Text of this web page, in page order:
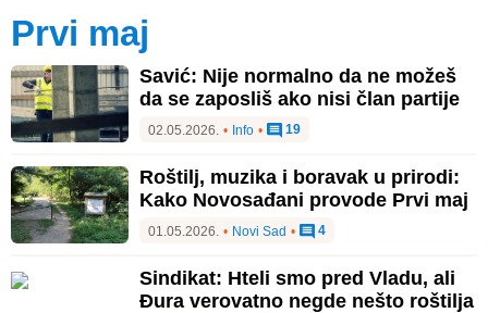
prvi maj
Savić: Nije normalno da ne možeš
da se zaposliš ako nisi član partije
02.05.2026. • Info • 19
Roštilj, muzika i boravak u prirodi:
Kako Novosađani provode Prvi maj
01.05.2026. • Novi Sad • 4
Sindikat: Hteli smo pred Vladu, ali
Đura verovatno negde nešto roštilja